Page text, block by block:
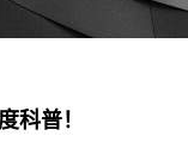
科普！